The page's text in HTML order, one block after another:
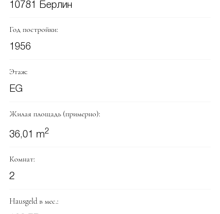
10781 Берлин
Год постройки:
1956
Этаж:
EG
Жилая площадь (примерно):
36,01 m2
Комнат:
2
Hausgeld в мес.: